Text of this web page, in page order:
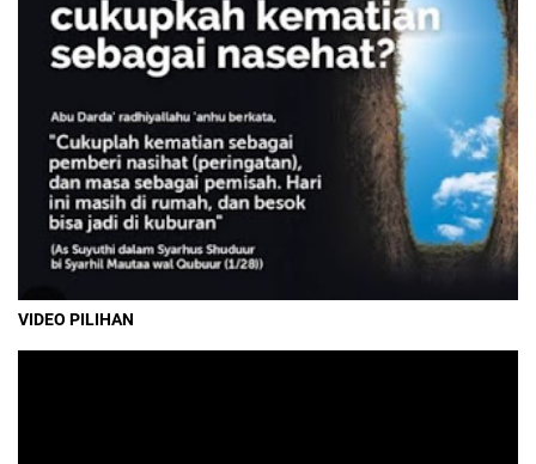
VIDEO PILIHAN